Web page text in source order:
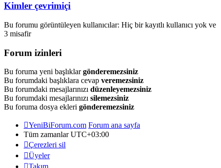
Kimler çevrimiçi
Bu forumu görüntüleyen kullanıcılar: Hiç bir kayıtlı kullanıcı yok ve
3 misafir
Forum izinleri
Bu foruma yeni başlıklargönderemezsiniz
Bu forumdaki başlıklara cevap veremezsiniz
Bu forumdaki mesajlarınızı düzenleyemezsiniz
Bu forumdaki mesajlarınızı silemezsiniz
Bu foruma dosya ekleri gönderemezsiniz
YeniBiForum.com Forum ana sayfa
Tüm zamanlarUTC+03:00
Çerezleri sil
Üyeler